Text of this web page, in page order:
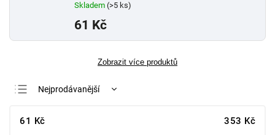
Skladem (>5 ks)
61 Kč
Zobrazit více produktů
Nejprodávanější
61 Kč 353 Kč